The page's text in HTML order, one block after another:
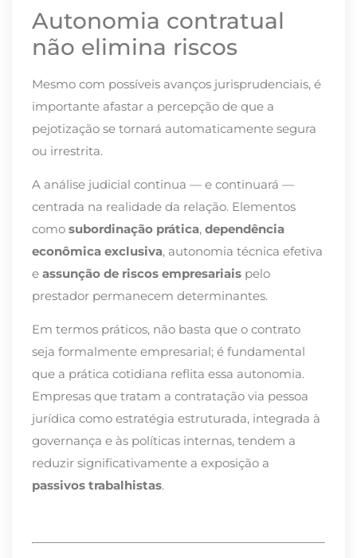
Autonomia contratual
não elimina riscos
Mesmo com possíveis avanços jurisprudenciais, é
importante afastar a percepção de que a
pejotização se tornará automaticamente segura
ou irrestrita.
A análise judicial continua — e continuará —
centrada na realidade da relação. Elementos
como subordinação prática, dependência
econômica exclusiva, autonomia técnica efetiva
e assunção de riscos empresariais pelo
prestador permanecem determinantes.
Em termos práticos, não basta que o contrato
seja formalmente empresarial; é fundamental
que a prática cotidiana reflita essa autonomia.
Empresas que tratam a contratação via pessoa
jurídica como estratégia estruturada, integrada à
governança e às políticas internas, tendem a
reduzir significativamente a exposição a
passivos trabalhistas.